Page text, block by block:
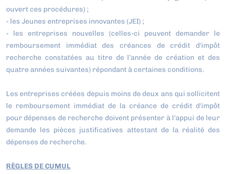
ouvert ces procédures) ;
- les Jeunes entreprises innovantes (JEI) ;
- les entreprises nouvelles (celles-ci peuvent demander le
remboursement immédiat des créances de crédit d'impôt
recherche constatées au titre de l’année de création et des
quatre années suivantes) répondant à certaines conditions.
Les entreprises créées depuis moins de deux ans qui sollicitent
le remboursement immédiat de la créance de crédit d'impôt
pour dépenses de recherche doivent présenter à l'appui de leur
demande les pièces justificatives attestant de la réalité des
dépenses de recherche.
RÈGLES DE CUMUL